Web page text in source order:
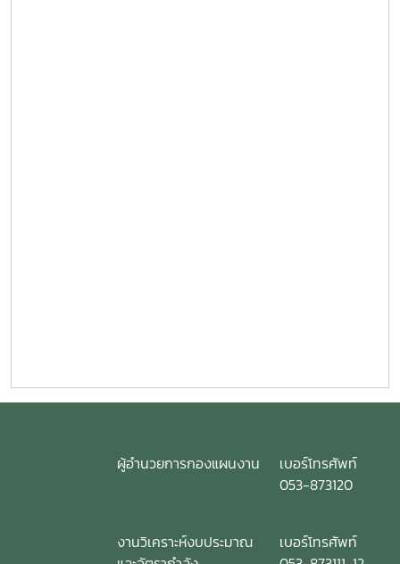
ผู้อำนวยการกองแผนงาน
เบอร์โทรศัพท์
053-873120
งานวิเคราะห์งบประมาณ
เบอร์โทรศัพท์